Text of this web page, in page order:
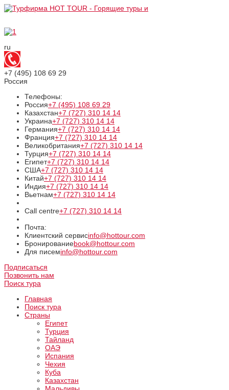
ru
+7 (495) 108 69 29
Россия
Телефоны:
Россия+7 (495) 108 69 29
Казахстан+7 (727) 310 14 14
Украина+7 (727) 310 14 14
Германия+7 (727) 310 14 14
Франция+7 (727) 310 14 14
Великобритания+7 (727) 310 14 14
Турция+7 (727) 310 14 14
Египет+7 (727) 310 14 14
США+7 (727) 310 14 14
Китай+7 (727) 310 14 14
Индия+7 (727) 310 14 14
Вьетнам+7 (727) 310 14 14
Call centre+7 (727) 310 14 14
Почта:
Клиентский сервисinfo@hottour.com
Бронированиеbook@hottour.com
Для писемinfo@hottour.com
Подписаться
Позвонить нам
Поиск тура
Главная
Поиск тура
Страны
Египет
Турция
Тайланд
ОАЭ
Испания
Чехия
Куба
Казахстан